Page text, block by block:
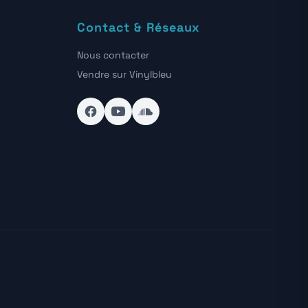
Contact & Réseaux
Nous contacter
Vendre sur Vinylbleu